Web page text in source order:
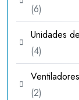
66
productos
Unidades
44
productos
22